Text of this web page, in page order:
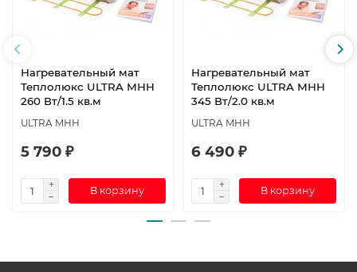
Нагревательный мат
Теплолюкс ULTRA МНН
260 Вт/1.5 кв.м
ULTRA МНН
5 790 ₽
В корзину
Нагревательный мат
Теплолюкс ULTRA МНН
345 Вт/2.0 кв.м
ULTRA МНН
6 490 ₽
В корзину